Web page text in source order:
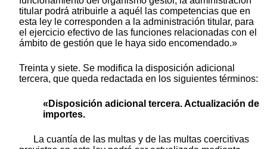
titular podrá atribuirle a aquél las competencias que en
esta ley le corresponden a la administración titular, para
el ejercicio efectivo de las funciones relacionadas con el
ámbito de gestión que le haya sido encomendado.»
Treinta y siete. Se modifica la disposición adicional
tercera, que queda redactada en los siguientes términos:
«Disposición adicional tercera. Actualización de
importes.
La cuantía de las multas y de las multas coercitivas